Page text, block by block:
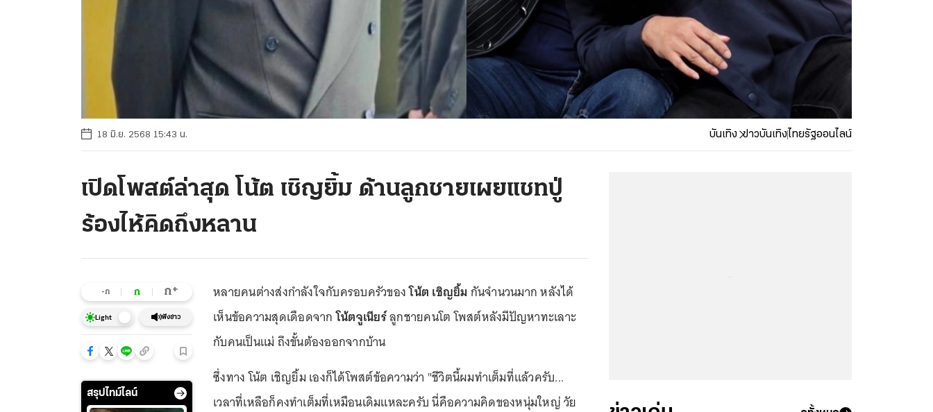
18 มิ.ย. 2568 15:43 น. บันเทิง ข่าวบันเทิงไทยรัฐออนไลน์
เปิดโพสต์ล่าสุด โน้ต เชิญยิ้ม ด้านลูกชายเผยแชทปู่
ร้องไห้คิดถึงหลาน
-ก ก ก+
Light ฟังข่าว
สรุปไทม์ไลน์
หลายคนต่างส่งกำลังใจกับครอบครัวของโน้ต เชิญยิ้ม กันจำนวนมาก หลังได้
เห็นข้อความสุดเดือดจากโน้ตจูเนียร์ลูกชายคนโต โพสต์หลังมีปัญหาทะเลาะ
กับคนเป็นแม่ ถึงขั้นต้องออกจากบ้าน
ซึ่งทาง โน้ต เชิญยิ้ม เองก็ได้โพสต์ข้อความว่า "ชีวิตนี้ผมทำเต็มที่แล้วครับ...
เวลาที่เหลือก็คงทำเต็มที่เหมือนเดิมแหละครับ นี่คือความคิดของหนุ่มใหญ่ วัย